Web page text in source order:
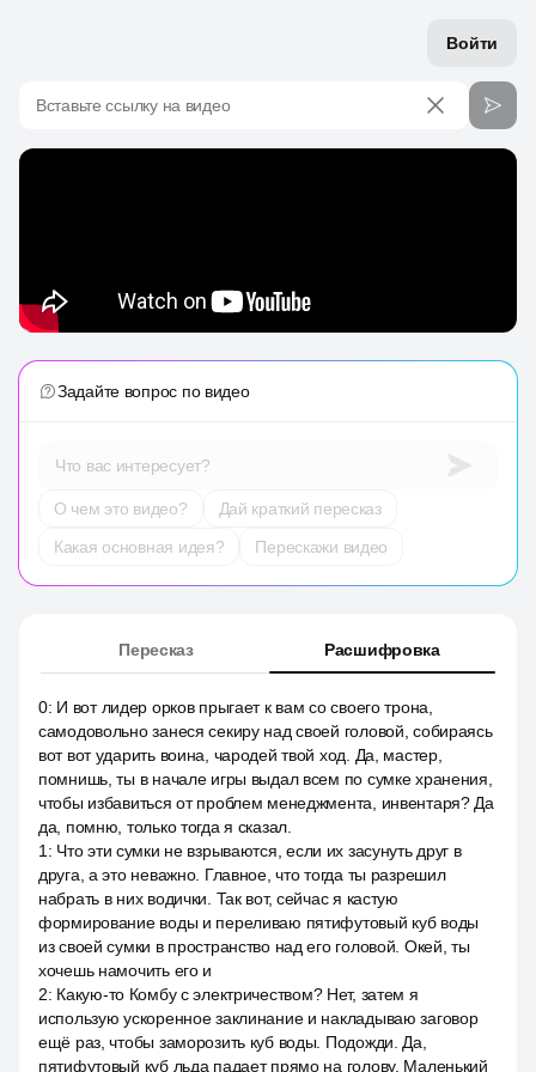
Войти
Вставьте ссылку на видео
Задайте вопрос по видео
Что вас интересует?
О чем это видео?
Дай краткий пересказ
Какая основная идея?
Перескажи видео
Пересказ Расшифровка
0: И вот лидер орков прыгает к вам со своего трона,
самодовольно занеся секиру над своей головой, собираясь
вот вот ударить воина, чародей твой ход. Да, мастер,
помнишь, ты в начале игры выдал всем по сумке хранения,
чтобы избавиться от проблем менеджмента, инвентаря? Да
да, помню, только тогда я сказал.
1 : Что эти сумки не взрываются, если их засунуть друг в
друга, а это неважно. Главное, что тогда ты разрешил
набрать в них водички. Так вот, сейчас я кастую
формирование воды и переливаю пятифутовый куб воды
из своей сумки в пространство над его головой. Окей, ты
хочешь намочить его и
2: Какую-то Комбу с электричеством? Нет, затем я
использую ускоренное заклинание и накладываю заговор
ещё раз, чтобы заморозить куб воды. Подожди. Да,
пятифутовый куб льда падает прямо на голову. Маленький